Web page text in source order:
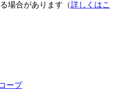
場合があります（詳しくはこ
ープ